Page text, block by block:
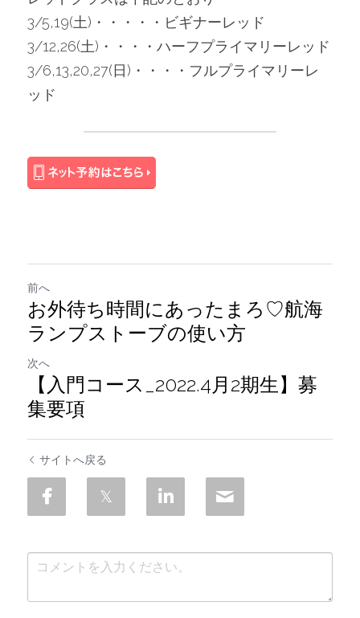
3/5,19(土)・・・・・ビギナーレッド
3/12,26(土)・・・・ハーフプライマリーレッド
3/6,13,20,27(日)・・・・フルプライマリーレ
ッド
前へ
お外待ち時間にあったまろ♡航海
ランプストーブの使い方
次へ
【入門コース_2022.4月2期生】募
集要項
サイトへ戻る